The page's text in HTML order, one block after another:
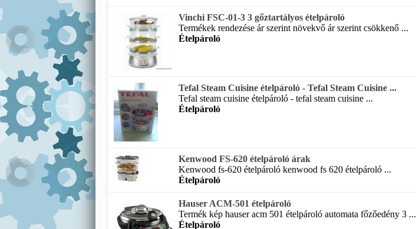
Vinchi FSC-01-3 3 gőztartályos ételpároló
Termékek rendezése ár szerint növekvő ár szerint csökkenő ...
Ételpároló
Tefal Steam Cuisine ételpároló - Tefal Steam Cuisine ...
Tefal steam cuisine ételpároló - tefal steam cuisine ...
Ételpároló
Kenwood FS-620 ételpároló árak
Kenwood fs-620 ételpároló kenwood fs 620 ételpároló ...
Ételpároló
Hauser ACM-501 ételpároló
Termék kép hauser acm 501 ételpároló automata főzőedény 3 ...
Ételpároló